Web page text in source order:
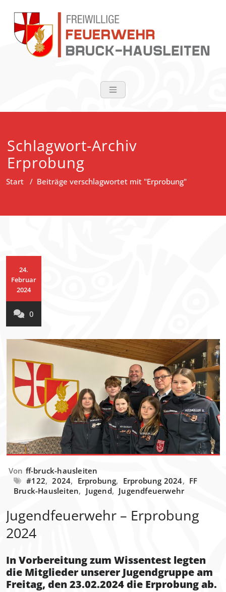
springen
FF Bruck-
Schlagwort-Archiv
Erprobung
Start / Beiträge verschlagwortet mit "Erprobung"
24.
Februar
2024
0
Von ff-bruck-hausleiten
#122, 2024, Erprobung, Erprobung 2024, FF
Bruck-Hausleiten, Jugend, Jugendfeuerwehr
Jugendfeuerwehr – Erprobung
2024
In Vorbereitung zum Wissentest legten
die Mitglieder unserer Jugendgruppe am
Freitag, den 23.02.2024 die Erprobung ab.